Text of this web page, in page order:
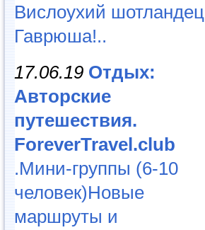
Вислоухий шотландец
Гаврюша!..
17.06.19 Отдых:
Авторские
путешествия.
ForeverTravel.club
.Мини-группы (6-10
человек)Новые
маршруты и